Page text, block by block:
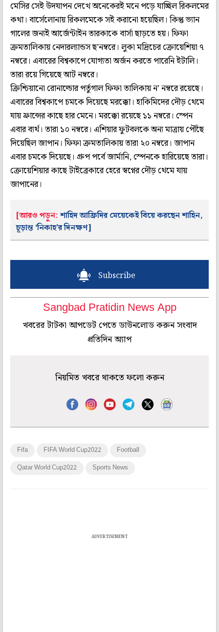
মেসির সেই উদযাপন দেখে অনেকেরই মনে পড়ে যাচ্ছিল রিকলমের
কথা। বার্সেলোনায় রিকলমেকে সই করানো হয়েছিল। কিন্তু ভ্যান
গালের জন্যই আর্জেন্টাইন তারকাকে বার্সা ছাড়তে হয়। ফিফা
ক্রমতালিকায় নেদারল্যান্ডস ছ’নম্বরে। লুকা মদ্রিচের ক্রোয়েশিয়া ৭
নম্বরে। এবারের বিশ্বকাপে যোগ্যতা অর্জন করতে পারেনি ইটালি।
তারা রয়ে গিয়েছে আট নম্বরে।
ক্রিশ্চিয়ানো রোনাল্ডোর পর্তুগাল ফিফা তালিকায় ন’ নম্বরে রয়েছে।
এবারের বিশ্বকাপে চমকে দিয়েছে মরক্কো। হাকিমিদের দৌড় থেমে
যায় ফ্রান্সের কাছে হার মেনে। মরক্কো রয়েছে ১১ নম্বরে। স্পেন
এবার ব্যর্থ। তারা ১০ নম্বরে। এশিয়ার ফুটবলকে অন্য মাত্রায় পৌঁছে
দিয়েছিল জাপান। ফিফা ক্রমতালিকায় তারা ২০ নম্বরে। জাপান
এবার চমকে দিয়েছে। গ্রুপ পর্বে জার্মানি, স্পেনকে হারিয়েছে তারা।
ক্রোয়েশিয়ার কাছে টাইব্রেকারে হেরে স্বপ্নের দৌড় থেমে যায়
জাপানের।
[আরও পড়ুন: শাহিদ আফ্রিদির মেয়েকেই বিয়ে করছেন শাহিন,
চূড়ান্ত ‘নিকাহ’র দিনক্ষণ]
Subscribe
Sangbad Pratidin News App
খবরের টাটকা আপডেট পেতে ডাউনলোড করুন সংবাদ
প্রতিদিন অ্যাপ
নিয়মিত খবরে থাকতে ফলো করুন
Fifa FIFA World Cup2022 Football
Qatar World Cup2022 Sports News
ADVERTISEMENT